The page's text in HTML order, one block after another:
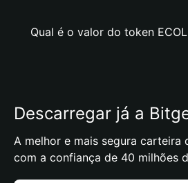
Qual é o valor do token
Descarregar já a
A melhor e mais segura carteira
com a confiança de 40 milhões